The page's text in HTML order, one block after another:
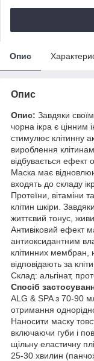
Опис
Опис
Опис: Завдяки
чорна ікра є цінним
стимулює клітинну
вироблення
відбувається ефект
Маска має
входять до складу
Протеїни, вітаміни
клітин шкіри.
життєвий тонус,
Антивіковий ефект
антиоксидантним
клітинних мембран,
відповідають за
Склад: альгінат,
Спосіб
ALG & SPA з 70-90
отримання
Наносити маску
включаючи губи і
щільну еластичну
25-30 хвилин